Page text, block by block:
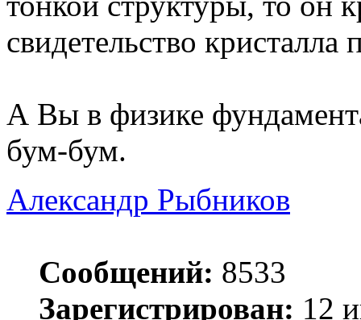
свидетельство кристалла
А Вы в физике
бум-бум.
Александр Рыбников
Сообщений: 8533
Зарегистрирован: 12